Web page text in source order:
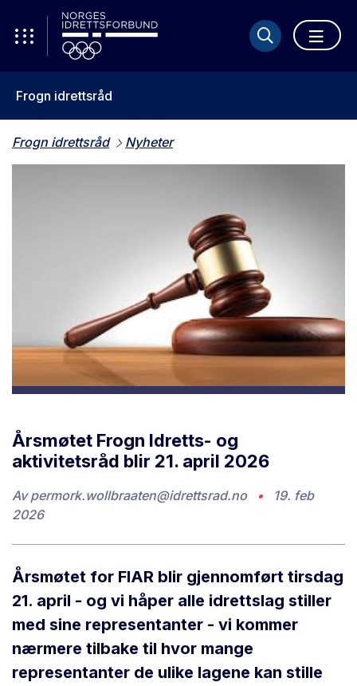
Frogn idrettsråd
Frogn idrettsråd Nyheter
Årsmøtet Frogn Idretts- og
aktivitetsråd blir 21. april 2026
Avpermork.wollbraaten@idrettsrad.no •
19. feb
2026
Årsmøtet for FIAR blir gjennomført tirsdag
21. april - og vi håper alle idrettslag stiller
med sine representanter - vi kommer
nærmere tilbake til hvor mange
representanter de ulike lagene kan stille